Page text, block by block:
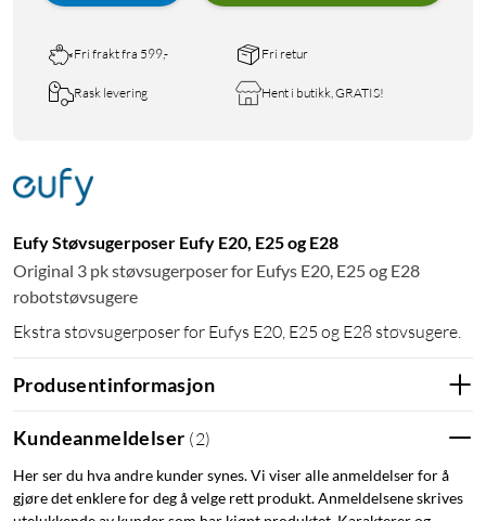
Fri frakt fra 599,- Fri retur
Rask levering Hent i butikk, GRATIS!
Eufy Støvsugerposer Eufy E20, E25 og E28
Original 3 pk støvsugerposer for Eufys E20, E25 og E28
robotstøvsugere
Ekstra støvsugerposer for Eufys E20, E25 og E28 støvsugere.
Produsentinformasjon
Kundeanmeldelser (2)
Her ser du hva andre kunder synes. Vi viser alle anmeldelser for å
gjøre det enklere for deg å velge rett produkt. Anmeldelsene skrives